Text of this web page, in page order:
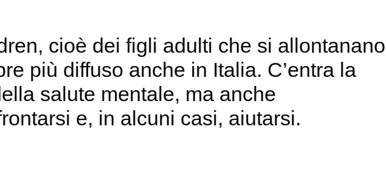
cioè dei figli adulti che si allontanano
più diffuso anche in Italia. C’entra la
salute mentale, ma anche
e, in alcuni casi, aiutarsi.